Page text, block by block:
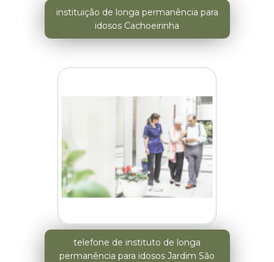
instituição de longa permanência para
idosos Cachoeirinha
telefone de instituto de longa
permanência para idosos Jardim São